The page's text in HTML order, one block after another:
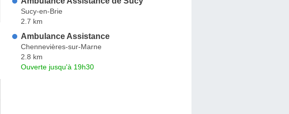
Sucy-en-Brie
2.7 km
Ambulance Assistance
Chennevières-sur-Marne
2.8 km
Ouverte jusqu'à 19h30